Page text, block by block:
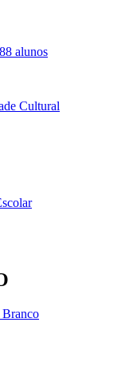
alunos
Cultural
Branco